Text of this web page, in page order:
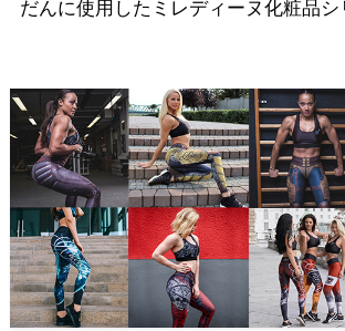
だんに使用したミレディーヌ化粧品シ